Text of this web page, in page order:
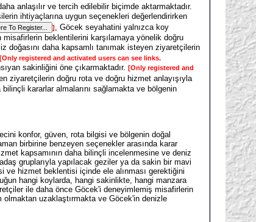
anlaşılır ve tercih edilebilir biçimde aktarmaktadır.
ihtiyaçlarına uygun seçenekleri değerlendirirken
]
, Göcek seyahatini yalnızca koy
beklentilerini karşılamaya yönelik doğru
doğasını daha kapsamlı tanımak isteyen ziyaretçilerin
[Only registered and activated users can see links.
sakinliğini öne çıkarmaktadır. [Only registered and
ziyaretçilerin doğru rota ve doğru hizmet anlayışıyla
kararlar almalarını sağlamakta ve bölgenin
konfor, güven, rota bilgisi ve bölgenin doğal
birbirine benzeyen seçenekler arasında karar
kapsamının daha bilinçli incelenmesine ve deniz
gruplarıyla yapılacak geziler ya da sakin bir mavi
hizmet beklentisi içinde ele alınması gerektiğini
hangi koylarda, hangi sakinlikte, hangi manzara
ile daha önce Göcek'i deneyimlemiş misafirlerin
olmaktan uzaklaştırmakta ve Göcek'in denizle